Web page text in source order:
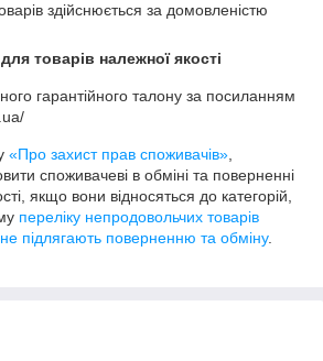
здійснюється за домовленістю
товарів належної якості
гарантійного талону за посиланням
«Про захист прав споживачів»
споживачеві в обміні та поверненні
якщо вони відносяться до категорій,
переліку непродовольчих товарів
підлягають поверненню та обміну.